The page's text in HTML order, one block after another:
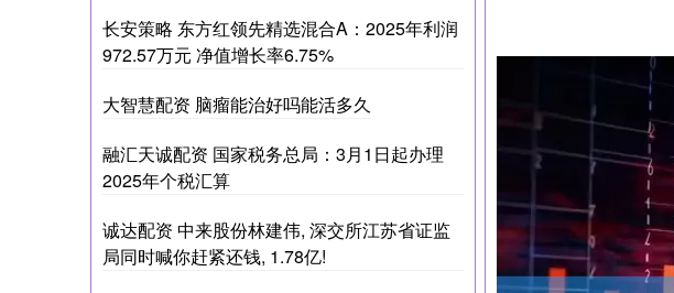
长安策略 东方红领先精选混合A：2025年利润
972.57万元 净值增长率6.75%
大智慧配资 脑瘤能治好吗能活多久
融汇天诚配资 国家税务总局：3月1日起办理
2025年个税汇算
诚达配资 中来股份林建伟, 深交所江苏省证监
局同时喊你赶紧还钱, 1.78亿!